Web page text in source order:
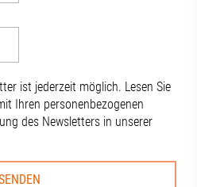
ist jederzeit möglich. Lesen Sie
Ihren personenbezogenen
des Newsletters in unserer